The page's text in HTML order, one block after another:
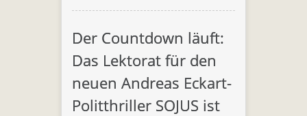
Der Countdown läuft:
Das Lektorat für den
neuen Andreas Eckart-
Politthriller SOJUS ist